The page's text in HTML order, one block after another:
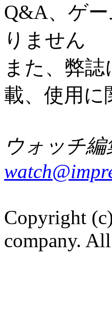
Q&A、ゲ
りません
また、弊
載、使用に
ウォッチ編
Copyright
company.